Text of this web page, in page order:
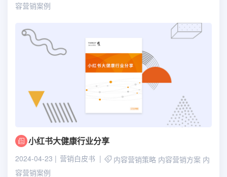
容营销案例
小红书大健康行业分享
2024-04-23 营销白皮书 内容营销策略 内容营销方案 内
容营销案例